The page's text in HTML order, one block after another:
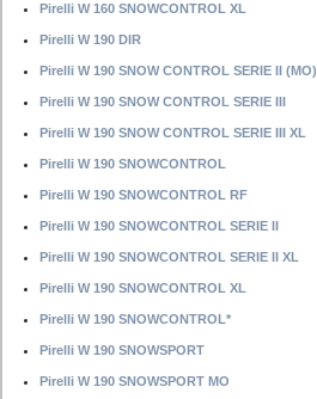
Pirelli W 160 SNOWCONTROL XL
Pirelli W 190 DIR
Pirelli W 190 SNOW CONTROL SERIE II (MO)
Pirelli W 190 SNOW CONTROL SERIE III
Pirelli W 190 SNOW CONTROL SERIE III XL
Pirelli W 190 SNOWCONTROL
Pirelli W 190 SNOWCONTROL RF
Pirelli W 190 SNOWCONTROL SERIE II
Pirelli W 190 SNOWCONTROL SERIE II XL
Pirelli W 190 SNOWCONTROL XL
Pirelli W 190 SNOWCONTROL*
Pirelli W 190 SNOWSPORT
Pirelli W 190 SNOWSPORT MO